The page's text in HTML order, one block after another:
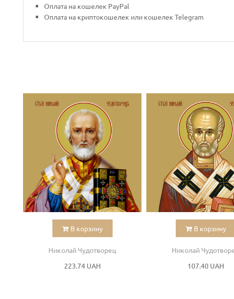
Оплата на кошелек PayPal
Оплата на криптокошелек или кошелек Telegram
В корзину
Николай Чудотворец
223.74 UAH
В корзину
Николай
107.40 UAH